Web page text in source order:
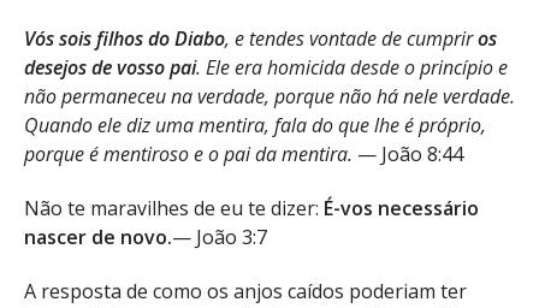
Vós sois filhos do Diabo, e tendes vontade de cumpriros
desejos de vosso pai. Ele era homicida desde o princípio e
não permaneceu na verdade, porque não há nele verdade.
Quando ele diz uma mentira, fala do que lhe é próprio,
porque é mentiroso e o pai da mentira. — João 8:44
Não te maravilhes de eu te dizer: É-vos necessário
nascer de novo.— João 3:7
A resposta de como os anjos caídos poderiam ter